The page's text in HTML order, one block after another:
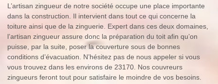
L’artisan zingueur de notre société occupe une place importante
dans la construction. Il intervient dans tout ce qui concerne la
toiture ainsi que de la zinguerie. Expert dans ces deux domaines,
l’artisan zingueur assure donc la préparation du toit afin qu’on
puisse, par la suite, poser la couverture sous de bonnes
conditions d’évacuation. N’hésitez pas de nous appeler si vous
vous trouvez dans les environs de 23170. Nos couvreurs
zingueurs feront tout pour satisfaire le moindre de vos besoins.